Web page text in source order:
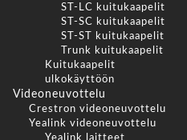
ST-LC kuitukaapelit
ST-SC kuitukaapelit
ST-ST kuitukaapelit
Trunk kuitukaapelit
Kuitukaapelit
ulkokäyttöön
Videoneuvottelu
Crestron videoneuvottelu
Yealink videoneuvottelu